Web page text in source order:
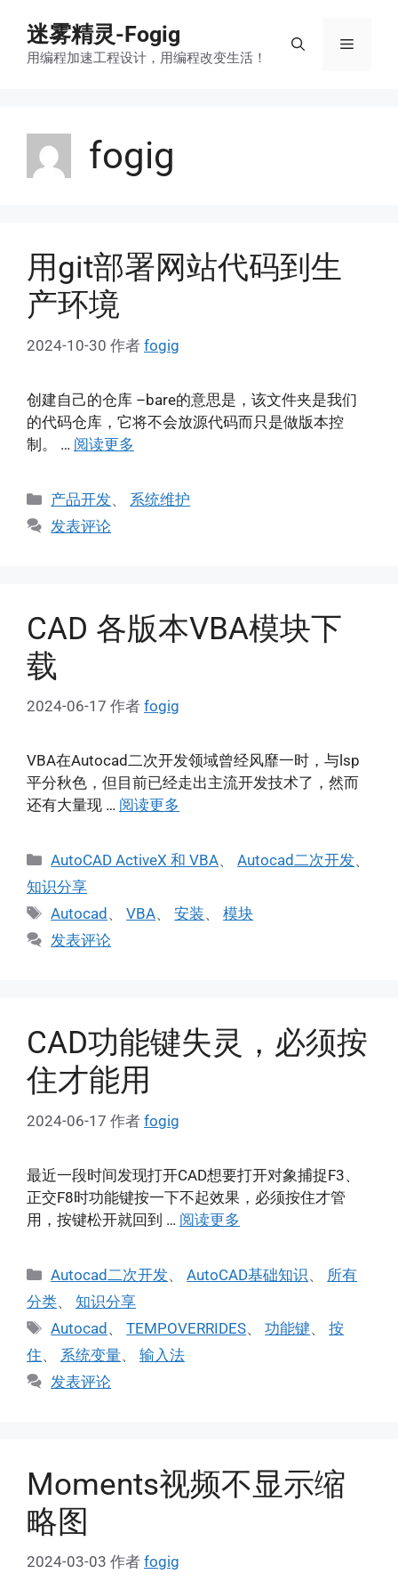
迷雾精灵-Fogig
用编程加速工程设计，用编程改变生活！
菜
fogig
用git部署网站代码到生
产环境
2024-10-30 作者 fogig
创建自己的仓库 –bare的意思是，该文件夹是我们
的代码仓库，它将不会放源代码而只是做版本控
制。 … 阅读更多
分
类
产品开发、 系统维护
发表评论
CAD 各版本VBA模块下
载
2024-06-17 作者 fogig
VBA在Autocad二次开发领域曾经风靡一时，与lsp
平分秋色，但目前已经走出主流开发技术了，然而
还有大量现 … 阅读更多
分
类
AutoCAD ActiveX 和 VBA、Autocad二次开发、
知识分享
标
签
Autocad 、VBA、安装、模块
发表评论
CAD功能键失灵，必须按
住才能用
2024-06-17 作者 fogig
最近一段时间发现打开CAD想要打开对象捕捉F3、
正交F8时功能键按一下不起效果，必须按住才管
用，按键松开就回到 … 阅读更多
分
类
Autocad二次开发、AutoCAD基础知识 、 所有
分类、 知识分享
标
签
Autocad、TEMPOVERRIDES、功能键、按
住、 系统变量、 输入法
发表评论
Moments视频不显示缩
略图
2024-03-03 作者 fogig